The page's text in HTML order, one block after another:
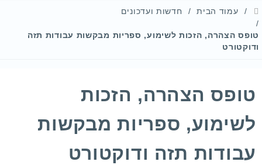
עמוד הבית חדשות ועדכונים
טופס הצהרה, הזכות לשימוע, ספריות מבקשות עבודות תזה
ודוקטורט‎
טופס הצהרה, הזכות
לשימוע, ספריות מבקשות
עבודות תזה ודוקטורט‎